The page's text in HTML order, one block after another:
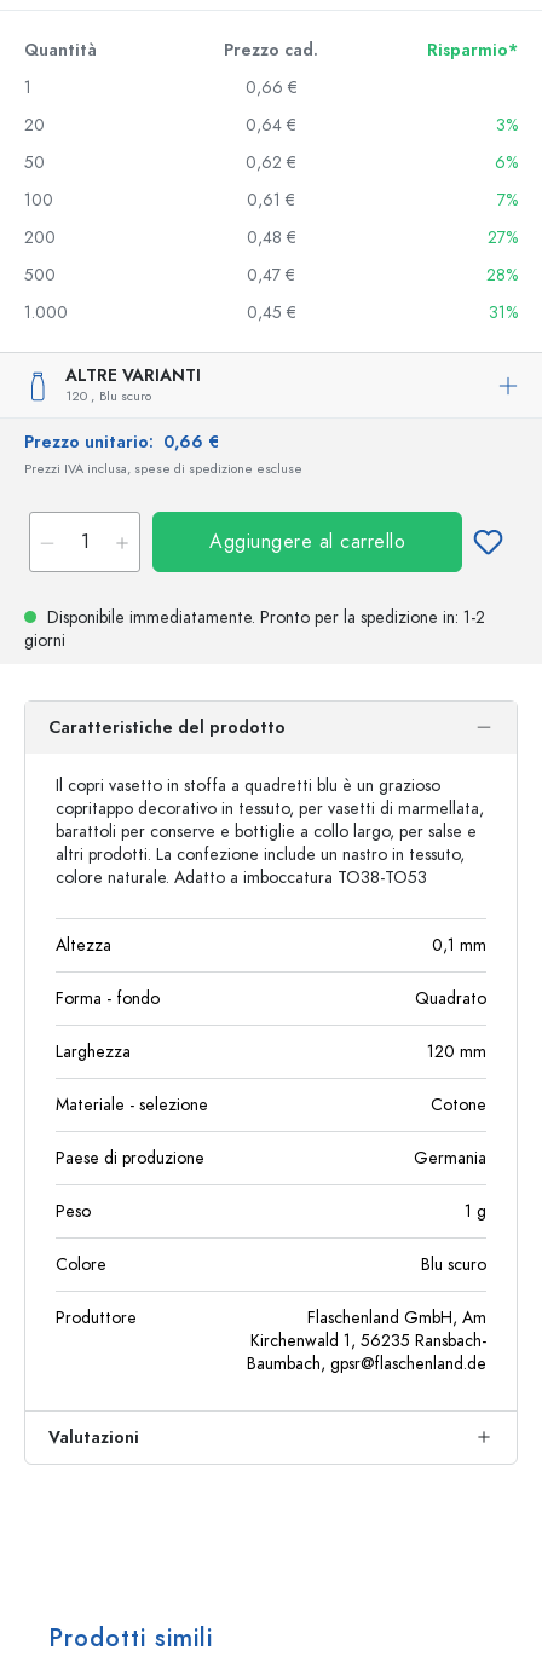
Quantità Prezzo cad.
Risparmio*
1
0,66 €
20
0,64 €
3%
50
0,62 €
6%
100
0,61 €
7%
200
0,48 €
27%
500
0,47 €
28%
1.000
0,45 € 31%
ALTRE VARIANTI
120 , Blu scuro
Prezzo unitario: 0,66 €
Prezzi IVA inclusa, spese di spedizione escluse
Aggiungere al carrello
Disponibile immediatamente. Pronto per la spedizione in: 1-2
giorni
Caratteristiche del prodotto
Il copri vasetto in stoffa a quadretti blu è un grazioso
copritappo decorativo in tessuto, per vasetti di marmellata,
barattoli per conserve e bottiglie a collo largo, per salse e
altri prodotti. La confezione include un nastro in tessuto,
colore naturale. Adatto a imboccatura TO38-TO53
Altezza 0,1 mm
Forma - fondo Quadrato
Larghezza 120 mm
Materiale - selezione Cotone
Paese di produzione Germania
Peso 1 g
Colore Blu scuro
Produttore
Flaschenland GmbH, Am
Kirchenwald 1, 56235 Ransbach-
Baumbach, gpsr@flaschenland.de
Valutazioni
Prodotti simili